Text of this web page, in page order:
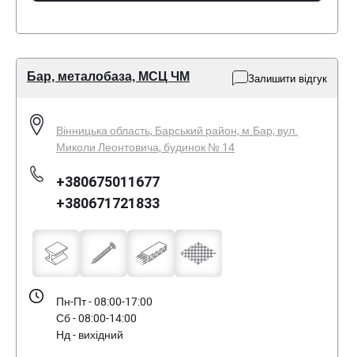
Бар, металобаза, МСЦ ЧМ Залишити відгук
Вінницька область, Барський район, м.Бар, вул.
Миколи Леонтовича, будинок № 14
+380675011677
+380671721833
Пн-Пт - 08:00-17:00
Сб - 08:00-14:00
Нд - вихідний